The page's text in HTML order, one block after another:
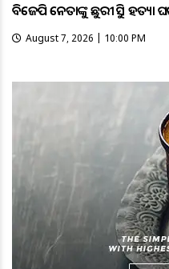
ବିଜେପି ନେତାଙ୍କୁ ଛୁରୀ ଭୁସି ହତ୍ୟା
August 7, 2026 | 10:00 PM